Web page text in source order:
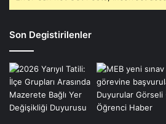
Son Degistirilenler